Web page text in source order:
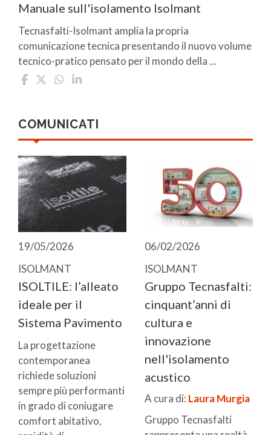
Manuale sull'isolamento Isolmant
Tecnasfalti-Isolmant amplia la propria
comunicazione tecnica presentando il nuovo volume
tecnico-pratico pensato per il mondo della ...
COMUNICATI
19/05/2026
ISOLMANT
ISOLTILE: l’alleato
ideale per il
Sistema Pavimento
La progettazione
contemporanea
richiede soluzioni
sempre più performanti
in grado di coniugare
comfort abitativo,
06/02/2026
ISOLMANT
Gruppo Tecnasfalti:
cinquant’anni di
cultura e
innovazione
nell'isolamento
acustico
A cura di: Laura Murgia
Gruppo Tecnasfalti